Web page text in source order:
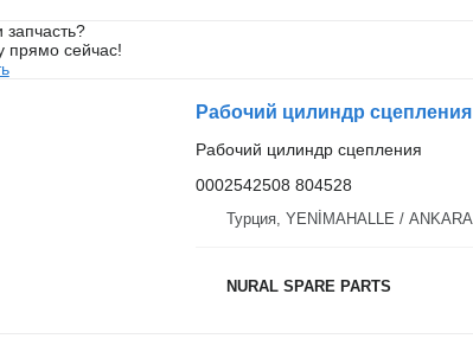
прямо сейчас!
Рабочий цилиндр сцепления
0002542508 804528
Турция, YENİMAHALLE / ANKARA
NURAL SPARE PARTS